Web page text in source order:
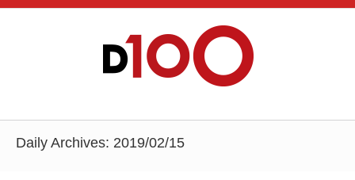
Daily Archives: 2019/02/15